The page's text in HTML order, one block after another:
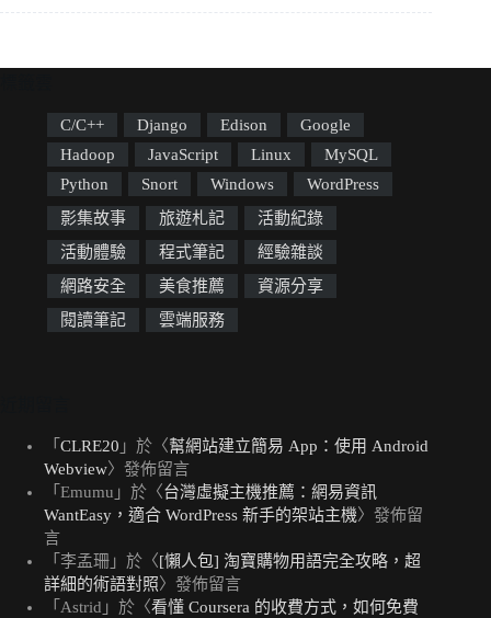
C/C++ Django Edison
Google
Hadoop
JavaScript Linux
MySQL
Python
Snort Windows
WordPress
影集故事
旅遊札記
活動紀錄
活動體驗
程式筆記
經驗雜談
網路安全
美食推薦
資源分享
閱讀筆記
雲端服務
「 CLRE20 」於〈幫網站建立簡易 App：使用 Android
Webview〉發佈留言
「 Emumu 」於〈台灣虛擬主機推薦：網易資訊
WantEasy，適合 WordPress 新手的架站主機〉發佈留
言
「 李孟珊 」於〈[懶人包] 淘寶購物用語完全攻略，超
詳細的術語對照〉發佈留言
「 Astrid 」於〈看懂 Coursera 的收費方式，如何免費